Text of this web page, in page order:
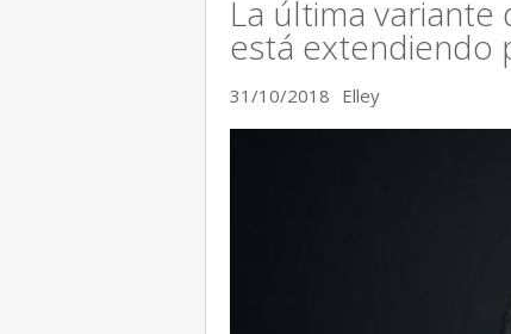
La última variante
está extendiendo
31/10/2018 Elley